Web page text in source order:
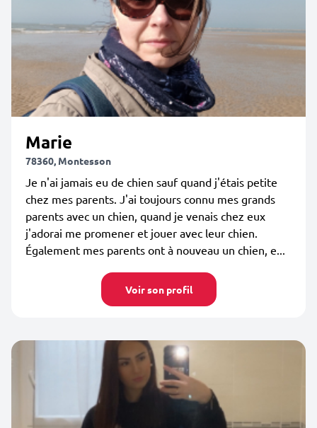
Marie
78360, Montesson
Je n'ai jamais eu de chien sauf quand j'étais petite
chez mes parents. J'ai toujours connu mes grands
parents avec un chien, quand je venais chez eux
j'adorai me promener et jouer avec leur chien.
Également mes parents ont à nouveau un chien, e...
Voir son profil